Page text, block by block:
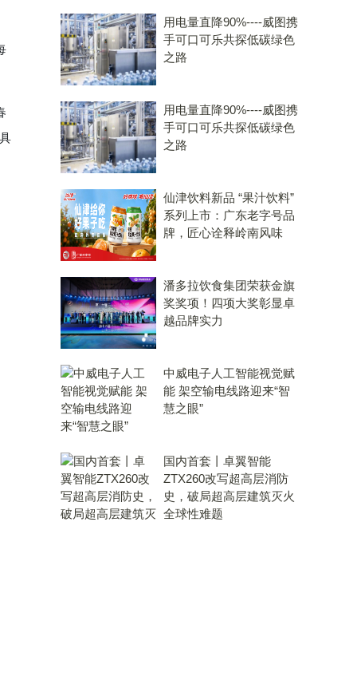
用电量直降90%----威图携
手可口可乐共探低碳绿色
之路
用电量直降90%----威图携
手可口可乐共探低碳绿色
之路
仙津饮料新品 “果汁饮料”
系列上市：广东老字号品
牌，匠心诠释岭南风味
潘多拉饮食集团荣获金旗
奖奖项！四项大奖彰显卓
越品牌实力
中威电子人工智能视觉赋
能 架空输电线路迎来“智
慧之眼”
国内首套丨卓翼智能
ZTX260改写超高层消防
史，破局超高层建筑灭火
全球性难题